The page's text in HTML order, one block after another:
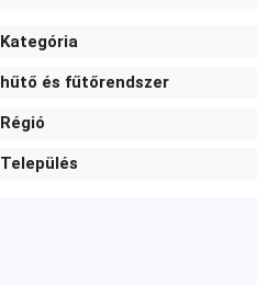
Kategória
hűtő és fűtőrendszer
Régió
Település